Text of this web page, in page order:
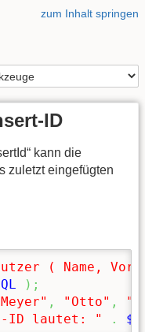
zum Inhalt springen
ID
kann die
zuletzt eingefügten
( Name,
) ;
, "Otto" ,
ID lautet: " .